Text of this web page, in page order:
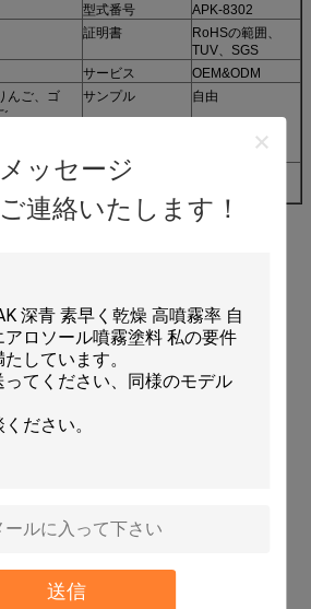
メッセージ
連絡いたします！
送信
型式番号
APK-8302
証明書
RoHSの範囲、
TUV、SGS
サービス
OEM&ODM
んご、ゴ
、
サンプル 自由
、ダッシュ
パー
工場